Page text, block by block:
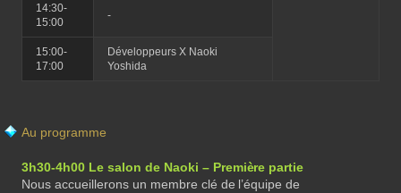
14:30-
15:00
‐
15:00-
17:00
Développeurs X Naoki
Yoshida
Au programme
3h30-4h00 Le salon de Naoki – Première partie
Nous accueillerons un membre clé de l’équipe de